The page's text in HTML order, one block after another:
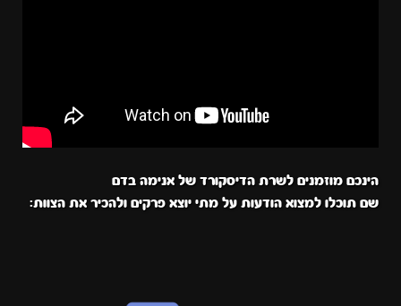
הינכם מוזמנים לשרת הדיסקורד של אנימה בדם
שם תוכלו למצוא הודעות על מתי יוצא פרקים ולהכיר את הצוות: